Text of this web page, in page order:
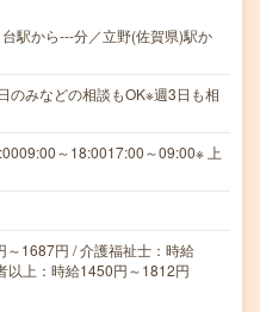
駅から---分／立野(佐賀県)駅か
のみなどの相談もOK※週3日も相
～18:0017:00～09:00※ 上
1687円 / 介護福祉士：時給
以上：時給1450円～1812円